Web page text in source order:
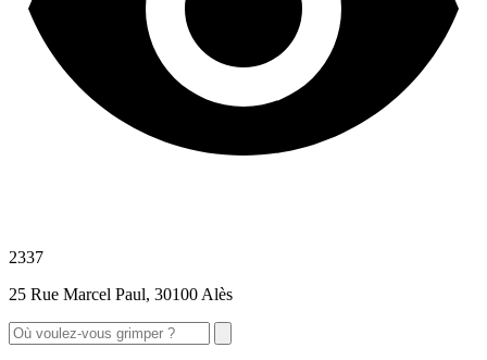
2337
25 Rue Marcel Paul, 30100 Alès